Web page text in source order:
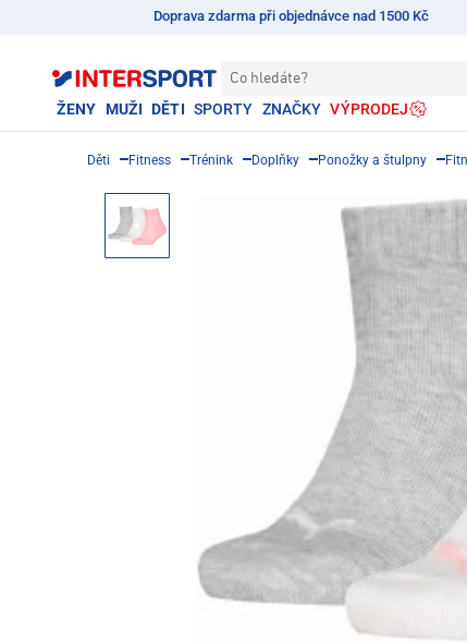
Doprava zdarma při objednávce nad 1500 Kč
Co hledáte?
ŽENY MUŽI DĚTI SPORTY ZNAČKY VÝPRODEJ
Děti Fitness Trénink Doplňky Ponožky a štulpny